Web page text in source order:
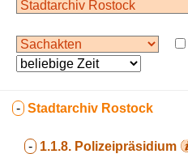
- Stadtarchiv Rostock
- 1.1.8. Polizeipräsidium